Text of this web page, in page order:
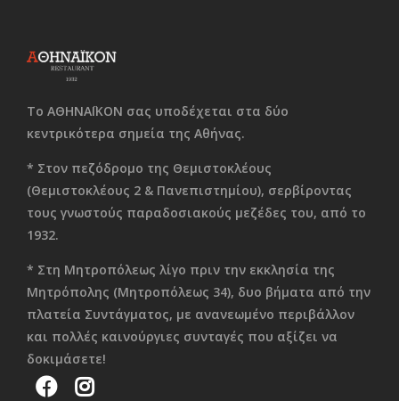
Το ΑΘΗΝΑΪΚΟΝ σας υποδέχεται στα δύο
κεντρικότερα σημεία της Αθήνας.
* Στον πεζόδρομο της Θεμιστοκλέους
(Θεμιστοκλέους 2 & Πανεπιστημίου), σερβίροντας
τους γνωστούς παραδοσιακούς μεζέδες του, από το
1932.
* Στη Μητροπόλεως λίγο πριν την εκκλησία της
Μητρόπολης (Μητροπόλεως 34), δυο βήματα από την
πλατεία Συντάγματος, με ανανεωμένο περιβάλλον
και πολλές καινούργιες συνταγές που αξίζει να
δοκιμάσετε!